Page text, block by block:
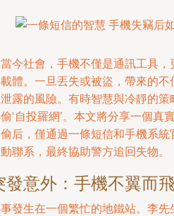
今社會，手機不僅是通訊工具
體。一旦丟失或被盜，帶來的
露的風險。有時智慧與冷靜的
‘自投羅網’。本文將分享一個真
后，僅通過一條短信和手機系
聯系，最終協助警方追回失物。
發意外：手機不翼而飛
發生在一個繁忙的地鐵站。李